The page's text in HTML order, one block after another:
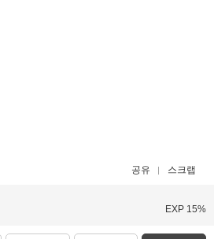
공유 스크랩
EXP 15%